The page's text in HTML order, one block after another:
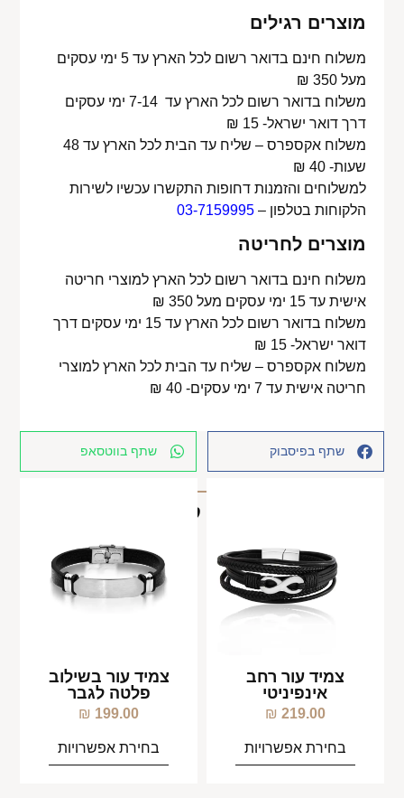
מוצרים רגילים
משלוח חינם בדואר רשום לכל הארץ עד 5 ימי עסקים
מעל 350 ₪
משלוח בדואר רשום לכל הארץ עד 7-14 ימי עסקים
דרך דואר ישראל- 15 ₪
משלוח אקספרס – שליח עד הבית לכל הארץ עד 48
שעות- 40 ₪
למשלוחים והזמנות דחופות התקשרו עכשיו לשירות
הלקוחות בטלפון –03-7159995
מוצרים לחריטה
משלוח חינם בדואר רשום לכל הארץ למוצרי חריטה
אישית עד 15 ימי עסקים מעל 350 ₪
משלוח בדואר רשום לכל הארץ עד 15 ימי עסקים דרך
דואר ישראל- 15 ₪
משלוח אקספרס – שליח עד הבית לכל הארץ למוצרי
חריטה אישית עד 7 ימי עסקים- 40 ₪
שתף בפיסבוק שתף בווטסאפ
מוצרים קשורים
צמיד עור רחב
אינפיניטי
219.00
₪
בחירת אפשרויות
צמיד עור בשילוב
פלטה לגבר
199.00
₪
בחירת אפשרויות